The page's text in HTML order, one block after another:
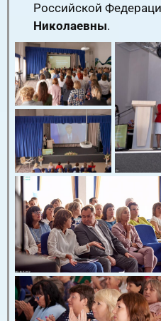
Российской
Николаевны.